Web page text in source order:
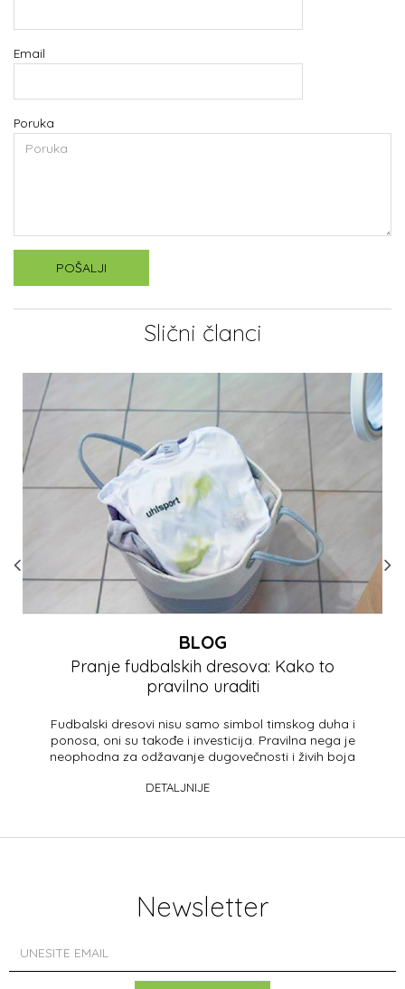
Email
Poruka
POŠALJI
Slični članci
BLOG
Pranje fudbalskih dresova: Kako to
pravilno uraditi
Fudbalski dresovi nisu samo simbol timskog duha i
ponosa, oni su takođe i investicija. Pravilna nega je
neophodna za odžavanje dugovečnosti i živih boja
DETALJNIJE
Newsletter